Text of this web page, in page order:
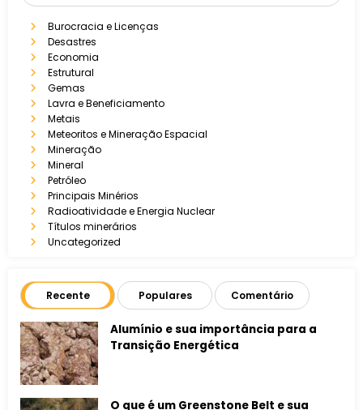
Burocracia e Licenças
Desastres
Economia
Estrutural
Gemas
Lavra e Beneficiamento
Metais
Meteoritos e Mineração Espacial
Mineração
Mineral
Petróleo
Principais Minérios
Radioatividade e Energia Nuclear
Títulos minerários
Uncategorized
Recente Populares Comentário
Alumínio e sua importância para a
Transição Energética
O que é um Greenstone Belt e sua